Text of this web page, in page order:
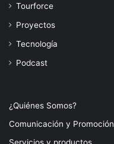
Tourforce
Proyectos
Tecnología
Podcast
¿Quiénes Somos?
Comunicación y Promoción
Servicios y productos